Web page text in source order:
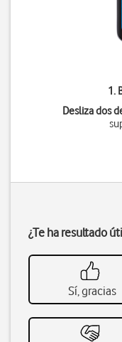
1.
Desliza dos
¿Te ha resultado
Sí, gracias